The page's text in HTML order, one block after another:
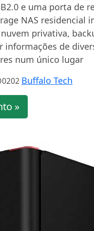
e uma porta de
NAS residencial
privativa,
informações de
num único lugar
Buffalo Tech
»